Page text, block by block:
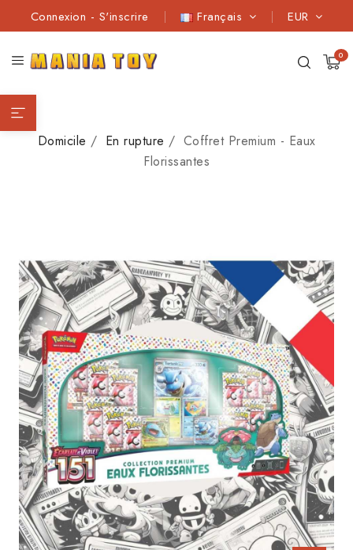
EUR
Français
Connexion - S'inscrire
0
Domicile En rupture
Coffret Premium - Eaux
Florissantes